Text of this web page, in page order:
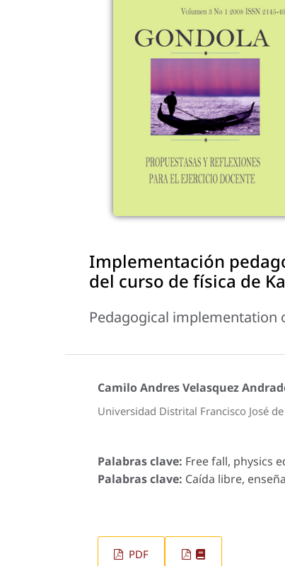
Implementación
del curso de física de
Pedagogical implementation
Camilo Andres Velasquez
Universidad Distrital Francisco José
Palabras clave: Free fall, physics
Palabras clave: Caída libre,
PDF